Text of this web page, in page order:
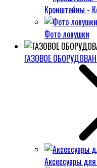
Кронштейны -
Фото ловушки
ГАЗОВОЕ
Аксессуары для